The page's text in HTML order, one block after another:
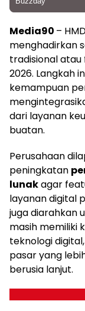
Media90 –
menghadirkan
tradisional
2026. Langkah
kemampuan
dari layanan
buatan.
Perusahaan
peningkatan
lunakagar
layanan digital
juga diarahkan
masih memiliki
teknologi
pasar yang
berusia lanjut.